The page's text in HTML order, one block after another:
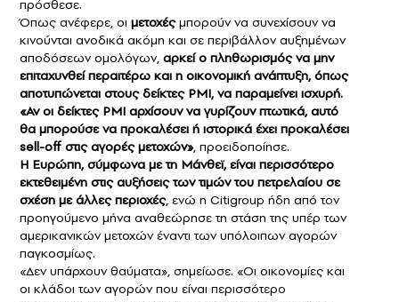
πρόσθεσε.
Όπως ανέφερε, οι μετοχές μπορούν να συνεχίσουν να
κινούνται ανοδικά ακόμη και σε περιβάλλον αυξημένων
αποδόσεων ομολόγων, αρκεί ο πληθωρισμός να μην
επιταχυνθεί περαιτέρω και η οικονομική ανάπτυξη, όπως
αποτυπώνεται στους δείκτες PMI, να παραμείνει ισχυρή.
«Αν οι δείκτες PMI αρχίσουν να γυρίζουν πτωτικά, αυτό
θα μπορούσε να προκαλέσει ή ιστορικά έχει προκαλέσει
sell-off στις αγορές μετοχών», προειδοποίησε.
Η Ευρώπη, σύμφωνα με τη Μάνθεϊ, είναι περισσότερο
εκτεθειμένη στις αυξήσεις των τιμών του πετρελαίου σε
σχέση με άλλες περιοχές, ενώ η Citigroup ήδη από τον
προηγούμενο μήνα αναθεώρησε τη στάση της υπέρ των
αμερικανικών μετοχών έναντι των υπόλοιπων αγορών
παγκοσμίως.
«Δεν υπάρχουν θαύματα», σημείωσε. «Οι οικονομίες και
οι κλάδοι των αγορών που είναι περισσότερο